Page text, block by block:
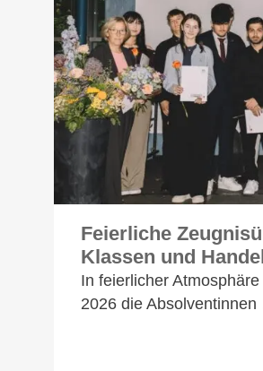
Feierliche
Klassen und
In feierlicher
2026 die